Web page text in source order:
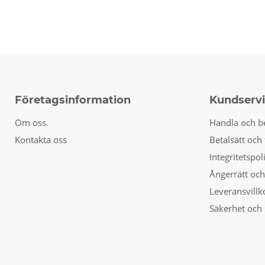
Företagsinformation
Om oss
Kontakta oss
Handla och
Betalsätt
Ångerrätt
Säkerhet och